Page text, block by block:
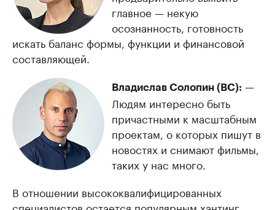
главное — некую
осознанность, готовность
искать баланс формы, функции и финансовой
составляющей.
Владислав Солопин (ВС): —
Людям интересно быть
причастными к масштабным
проектам, о которых пишут в
новостях и снимают фильмы,
таких у нас много.
В отношении высококвалифицированных